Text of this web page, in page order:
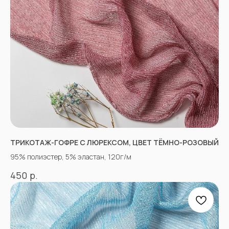
ТРИКОТАЖ-ГОФРЕ С ЛЮРЕКСОМ, ЦВЕТ ТЁМНО-РОЗОВЫЙ
95% полиэстер, 5% эластан, 120г/м
450 р.
«Ткани 3.5.7»
магазин тканей
@ 2026
ИП Вакульчик Мария Олеговна
ОГРН 322265100088534
ИНН 262609965884
*